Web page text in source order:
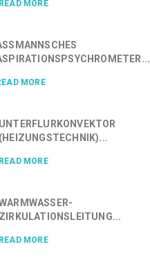
READ MORE
MORE
UNTERFLURKONVEKTOR
(HEIZUNGSTECHNIK)...
READ MORE
ZIRKULATIONSLEITUNG...
READ MORE